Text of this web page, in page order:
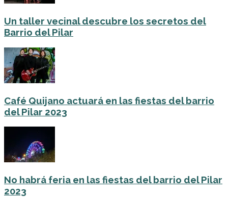
Un taller vecinal descubre los secretos del
Barrio del Pilar
Café Quijano actuará en las fiestas del barrio
del Pilar 2023
No habrá feria en las fiestas del barrio del Pilar
2023